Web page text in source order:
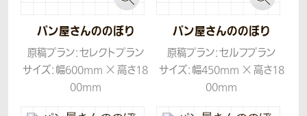
パン屋さんののぼり
原稿プラン：セレクトプラン
サイズ：幅600mm × 高さ18
00mm
生地：テトロンポンジ
パン屋さんののぼり
原稿プラン：セルフプラン
サイズ：幅450mm × 高さ18
00mm
生地：テトロンポンジ